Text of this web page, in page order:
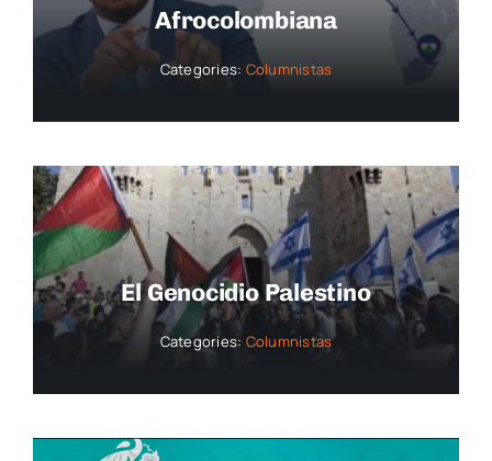
Afrocolombiana
Categories: Columnistas
El Genocidio Palestino
Categories: Columnistas